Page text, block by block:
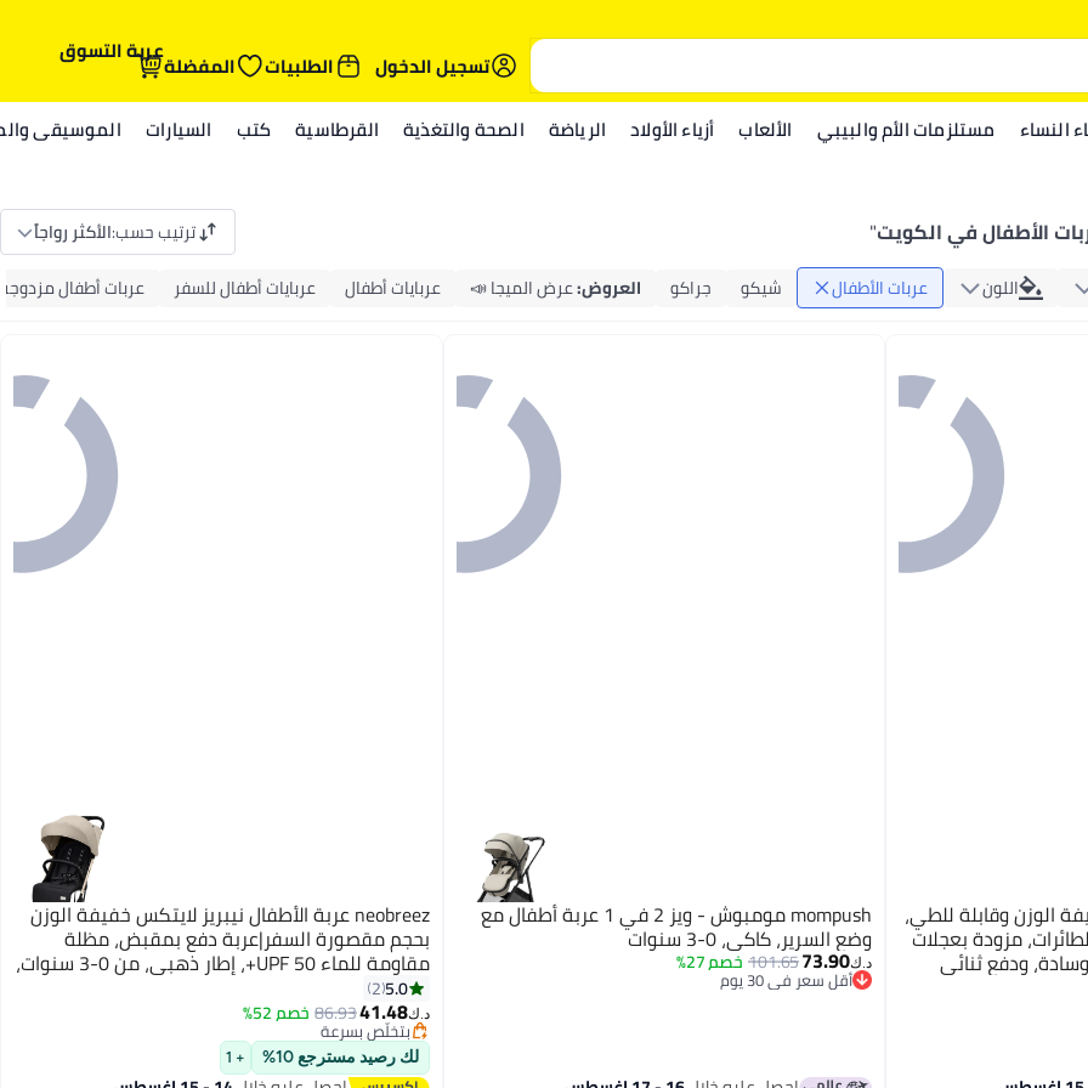
تسجيل الدخول
الطلبيات المفضلةعربة التسوق
النساء مستلزمات الأم والبيبي الألعاب أزياء الأولاد الرياضة الصحة والتغذية القرطاسية كتب السيارات الموسيقى
الأطفال في الكويت" ترتيب حسب:الأكثر رواجاً
اللون عربات الأطفال شيكو جراكو العروض:عرض الميجا 📣 عربايات أطفال عربايات أطفال للسفر عربات أطفال مزدوجة
الوزن وقابلة للطي،
مزودة بعجلات
وسادة، ودفع ثنائي
mompush مومبوش - ويز 2 في 1 عربة أطفال مع
وضع السرير، كاكي، 0-3 سنوات
د.ك‏73.90
101.65خصم 27%
أقل سعر في 30 يوم
أقل سعر في 30 يوم
neobreez عربة الأطفال نيبريز لايتكس خفيفة الوزن
بحجم مقصورة السفر|عربة دفع بمقبض، مظلة
مقاومة للماء UPF 50+، إطار ذهبي، من 0-3 سنوات،
15 كجم، ضمان 3 سنوات - بيج5.0
2
د.ك‏41.48
86.93 خصم 52%
بتخلّص بسرعة
بتخلّص بسرعة
لك رصيد مسترجع 10% + 1